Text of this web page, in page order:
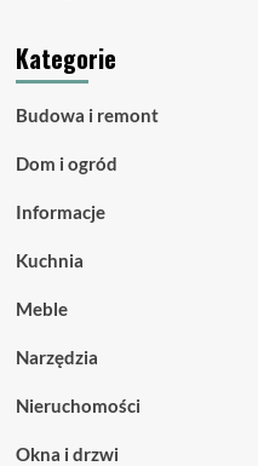
Kategorie
Budowa i remont
Dom i ogród
Informacje
Kuchnia
Meble
Narzędzia
Nieruchomości
Okna i drzwi